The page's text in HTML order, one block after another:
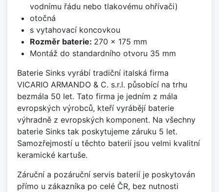
vodnímu řádu nebo tlakovému ohřívači)
otočná
s vytahovací koncovkou
Rozměr baterie: 270 x 175 mm
Montáž do standardního otvoru 35 mm
Baterie Sinks vyrábí tradiční italská firma
VICARIO ARMANDO & C. s.r.l. působící na trhu
bezmála 50 let. Tato firma je jedním z mála
evropských výrobců, kteří vyrábějí baterie
výhradně z evropských komponent. Na všechny
baterie Sinks tak poskytujeme záruku 5 let.
Samozřejmostí u těchto baterií jsou velmi kvalitní
keramické kartuše.
Záruční a pozáruční servis baterií je poskytován
přímo u zákazníka po celé ČR, bez nutnosti